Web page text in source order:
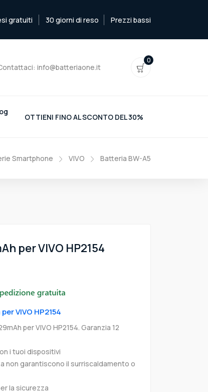
gratuiti 30 giorni di reso Prezzi bassi
info@batteriaone.it
0
OTTIENI FINO AL SCONTO DEL 30%
Smartphone VIVO Batteria BW-A5
per VIVO HP2154
VIVO HP2154
per VIVO HP2154. Garanzia 12
i tuoi dispositivi
non garantiscono il surriscaldamento o
la sicurezza